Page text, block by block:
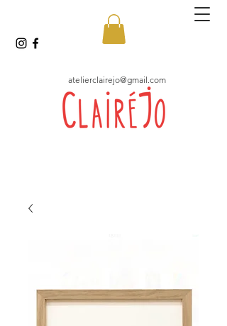
atelierclairejo@gmail.com